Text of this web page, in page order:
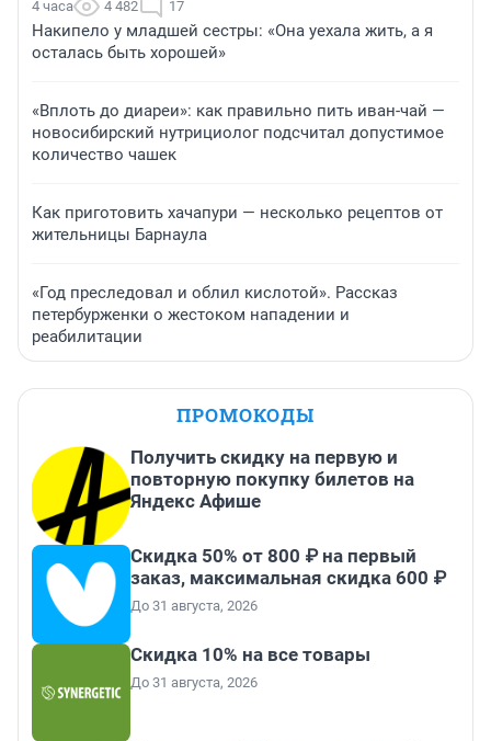
4 часа 4 482 17
Накипело у младшей сестры: «Она уехала жить, а я
осталась быть хорошей»
«Вплоть до диареи»: как правильно пить иван-чай —
новосибирский нутрициолог подсчитал допустимое
количество чашек
Как приготовить хачапури — несколько рецептов от
жительницы Барнаула
«Год преследовал и облил кислотой». Рассказ
петербурженки о жестоком нападении и
реабилитации
ПРОМОКОДЫ
Получить скидку на первую и
повторную покупку билетов на
Яндекс Афише
Скидка 50% от 800 ₽ на первый
заказ, максимальная скидка 600 ₽
До 31 августа, 2026
Скидка 10% на все товары
До 31 августа, 2026